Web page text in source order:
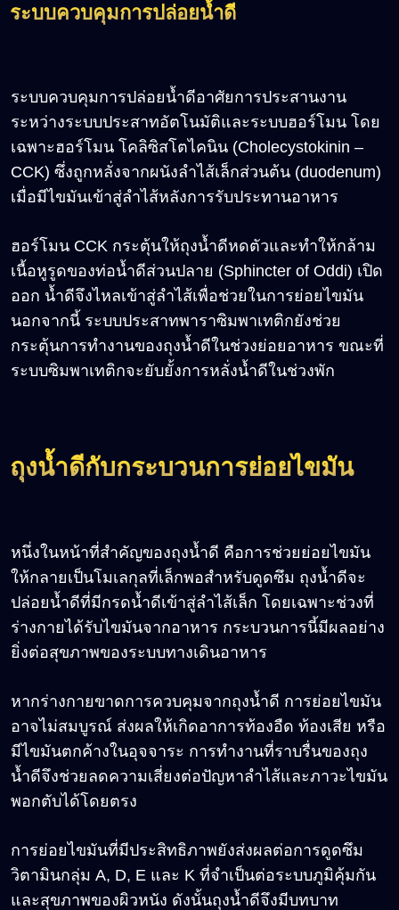
ระบบควบคุมการปล่อยน้ำดี
ระบบควบคุมการปล่อยน้ำดีอาศัยการประสานงาน
ระหว่างระบบประสาทอัตโนมัติและระบบฮอร์โมน โดย
เฉพาะฮอร์โมน โคลิซิสโตไคนิน (Cholecystokinin –
CCK) ซึ่งถูกหลั่งจากผนังลำไส้เล็กส่วนต้น (duodenum)
เมื่อมีไขมันเข้าสู่ลำไส้หลังการรับประทานอาหาร
ฮอร์โมน CCK กระตุ้นให้ถุงน้ำดีหดตัวและทำให้กล้าม
เนื้อหูรูดของท่อน้ำดีส่วนปลาย (Sphincter of Oddi) เปิด
ออก น้ำดีจึงไหลเข้าสู่ลำไส้เพื่อช่วยในการย่อยไขมัน
นอกจากนี้ ระบบประสาทพาราซิมพาเทติกยังช่วย
กระตุ้นการทำงานของถุงน้ำดีในช่วงย่อยอาหาร ขณะที่
ระบบซิมพาเทติกจะยับยั้งการหลั่งน้ำดีในช่วงพัก
ถุงน้ำดีกับกระบวนการย่อยไขมัน
หนึ่งในหน้าที่สำคัญของถุงน้ำดี คือการช่วยย่อยไขมัน
ให้กลายเป็นโมเลกุลที่เล็กพอสำหรับดูดซึม ถุงน้ำดีจะ
ปล่อยน้ำดีที่มีกรดน้ำดีเข้าสู่ลำไส้เล็ก โดยเฉพาะช่วงที่
ร่างกายได้รับไขมันจากอาหาร กระบวนการนี้มีผลอย่าง
ยิ่งต่อสุขภาพของระบบทางเดินอาหาร
หากร่างกายขาดการควบคุมจากถุงน้ำดี การย่อยไขมัน
อาจไม่สมบูรณ์ ส่งผลให้เกิดอาการท้องอืด ท้องเสีย หรือ
มีไขมันตกค้างในอุจจาระ การทำงานที่ราบรื่นของถุง
น้ำดีจึงช่วยลดความเสี่ยงต่อปัญหาลำไส้และภาวะไขมัน
พอกตับได้โดยตรง
การย่อยไขมันที่มีประสิทธิภาพยังส่งผลต่อการดูดซึม
วิตามินกลุ่ม A, D, E และ K ที่จำเป็นต่อระบบภูมิคุ้มกัน
และสุขภาพของผิวหนัง ดังนั้นถุงน้ำดีจึงมีบทบาท